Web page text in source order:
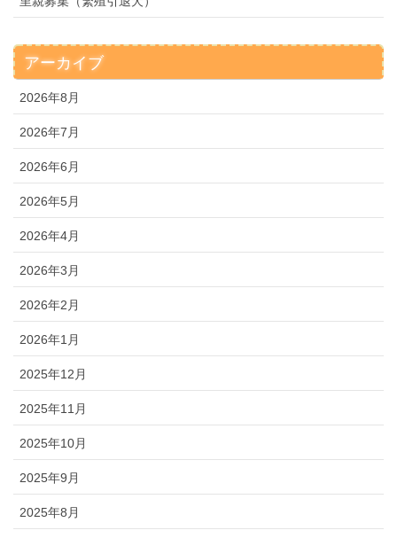
アーカイブ
2026年8月
2026年7月
2026年6月
2026年5月
2026年4月
2026年3月
2026年2月
2026年1月
2025年12月
2025年11月
2025年10月
2025年9月
2025年8月